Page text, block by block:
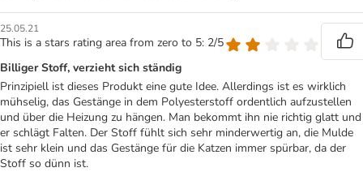
25.05.21
This is a stars rating area from zero to 5: 2/5
Billiger Stoff, verzieht sich ständig
Prinzipiell ist dieses Produkt eine gute Idee. Allerdings ist es wirklich
mühselig, das Gestänge in dem Polyesterstoff ordentlich aufzustellen
und über die Heizung zu hängen. Man bekommt ihn nie richtig glatt und
er schlägt Falten. Der Stoff fühlt sich sehr minderwertig an, die Mulde
ist sehr klein und das Gestänge für die Katzen immer spürbar, da der
Stoff so dünn ist.